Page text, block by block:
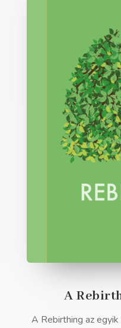
A
A Rebirthing az